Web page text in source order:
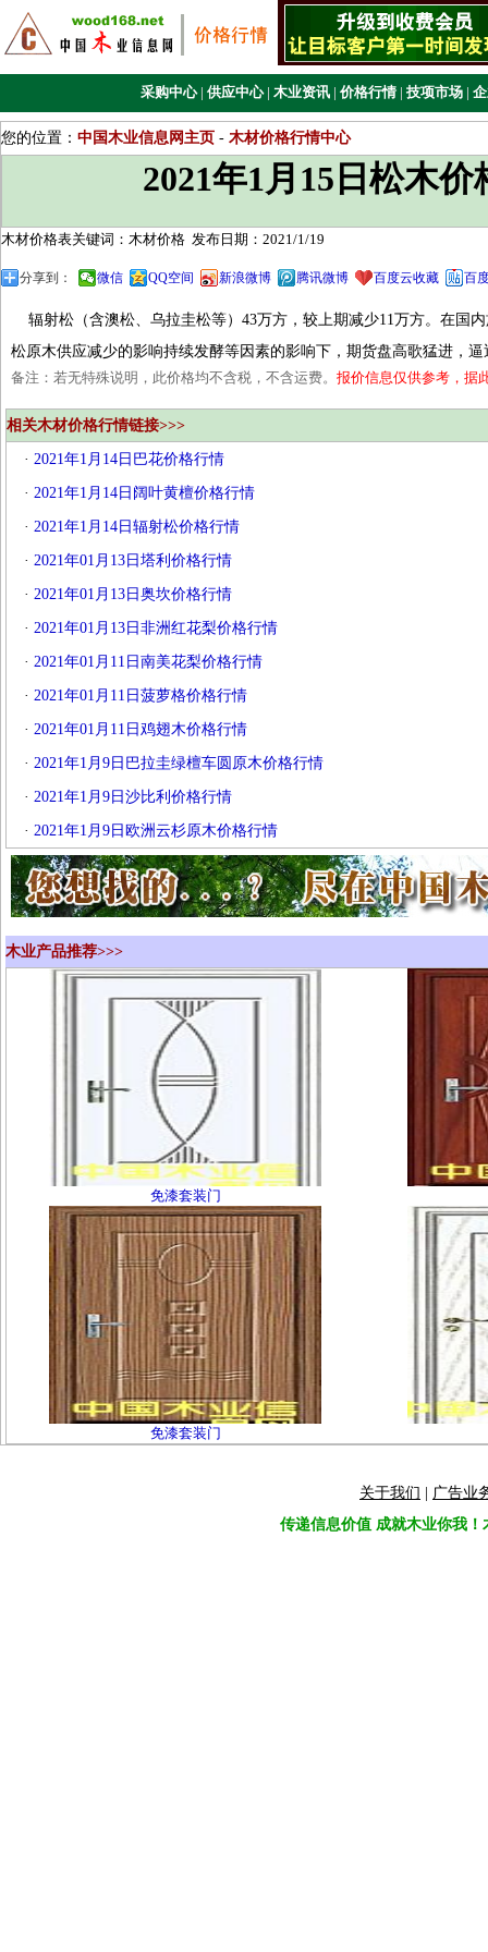
采购中心 | 供应中心 | 木业资讯 | 价格行情 | 技项市场 |
您的位置： 中国木业信息网主页 - 木材价格行情中心
2021年1月15日松木价
木材价格表关键词：木材价格 发布日期：2021/1/19
分享到： 微信 QQ空间 新浪微博 腾讯微博 百度云收藏 百
辐射松（含澳松、乌拉圭松等）43万方，较上期减少11万方。在国
松原木供应减少的影响持续发酵等因素的影响下，期货盘高歌猛进，逼
备注：若无特殊说明，此价格均不含税，不含运费。 报价信息仅供参考，据
相关木材价格行情链接>>>
· 2021年1月14日巴花价格行情
· 2021年1月14日阔叶黄檀价格行情
· 2021年1月14日辐射松价格行情
· 2021年01月13日塔利价格行情
· 2021年01月13日奥坎价格行情
· 2021年01月13日非洲红花梨价格行情
· 2021年01月11日南美花梨价格行情
· 2021年01月11日菠萝格价格行情
· 2021年01月11日鸡翅木价格行情
· 2021年1月9日巴拉圭绿檀车圆原木价格行情
· 2021年1月9日沙比利价格行情
· 2021年1月9日欧洲云杉原木价格行情
木业产品推荐>>>
免漆套装门
免漆套装门
关于我们
广告业
传递信息价值 成就木业你我